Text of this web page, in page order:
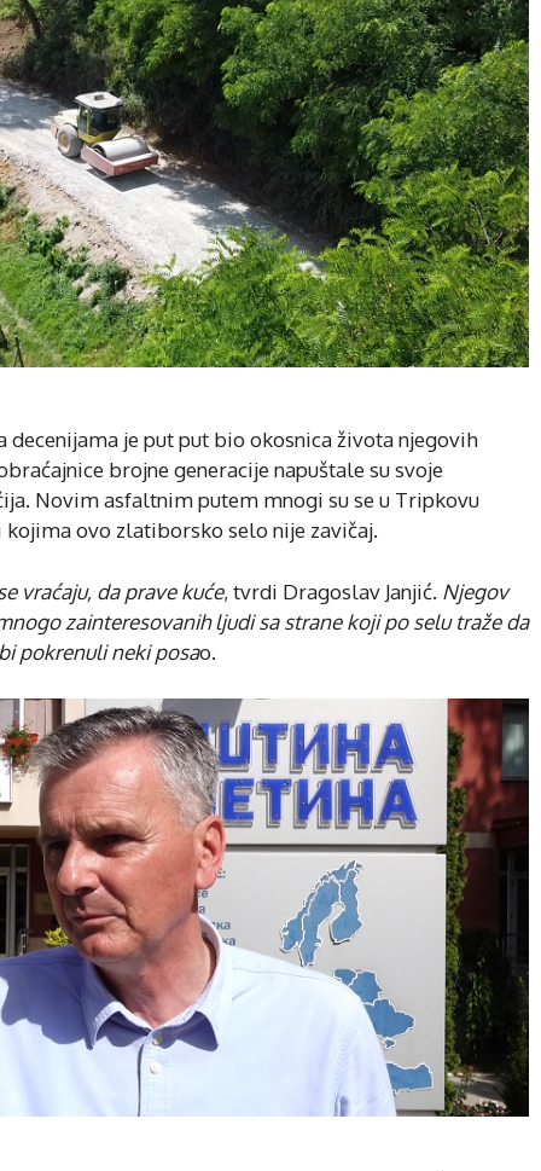
je put put bio okosnica života njegovih
brojne generacije napuštale su svoje
Novim asfaltnim putem mnogi su se u Tripkovu
ovo zlatiborsko selo nije zavičaj.
vraćaju, da prave kuće, tvrdi Dragoslav Janjić. Njegov
zainteresovanih ljudi sa strane koji po selu traže da
pokrenuli neki posao.